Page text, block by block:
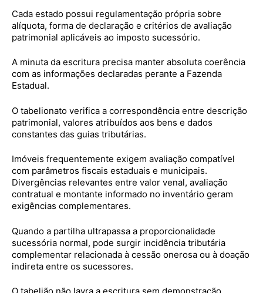
Cada estado possui regulamentação própria sobre
alíquota, forma de declaração e critérios de avaliação
patrimonial aplicáveis ao imposto sucessório.
A minuta da escritura precisa manter absoluta coerência
com as informações declaradas perante a Fazenda
Estadual.
O tabelionato verifica a correspondência entre descrição
patrimonial, valores atribuídos aos bens e dados
constantes das guias tributárias.
Imóveis frequentemente exigem avaliação compatível
com parâmetros fiscais estaduais e municipais.
Divergências relevantes entre valor venal, avaliação
contratual e montante informado no inventário geram
exigências complementares.
Quando a partilha ultrapassa a proporcionalidade
sucessória normal, pode surgir incidência tributária
complementar relacionada à cessão onerosa ou à doação
indireta entre os sucessores.